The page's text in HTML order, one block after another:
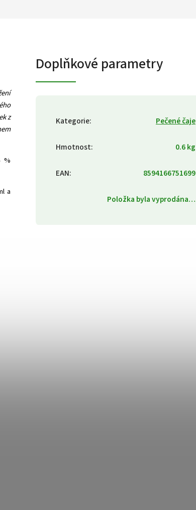
z
%
a
Doplňkové parametry
Kategorie: Pečené čaje
Hmotnost: 0.6 kg
EAN: 8594166751699
Položka byla vyprodána…